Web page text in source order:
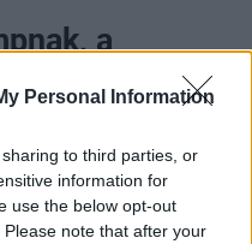
Personal Information
to third parties, or
information for
use the below opt-out
note that after your
a
az amerikai